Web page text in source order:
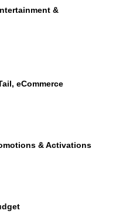
&
eCommerce
& Activations